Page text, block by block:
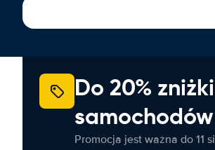
Do 20%
Promocja jest ważna do 11